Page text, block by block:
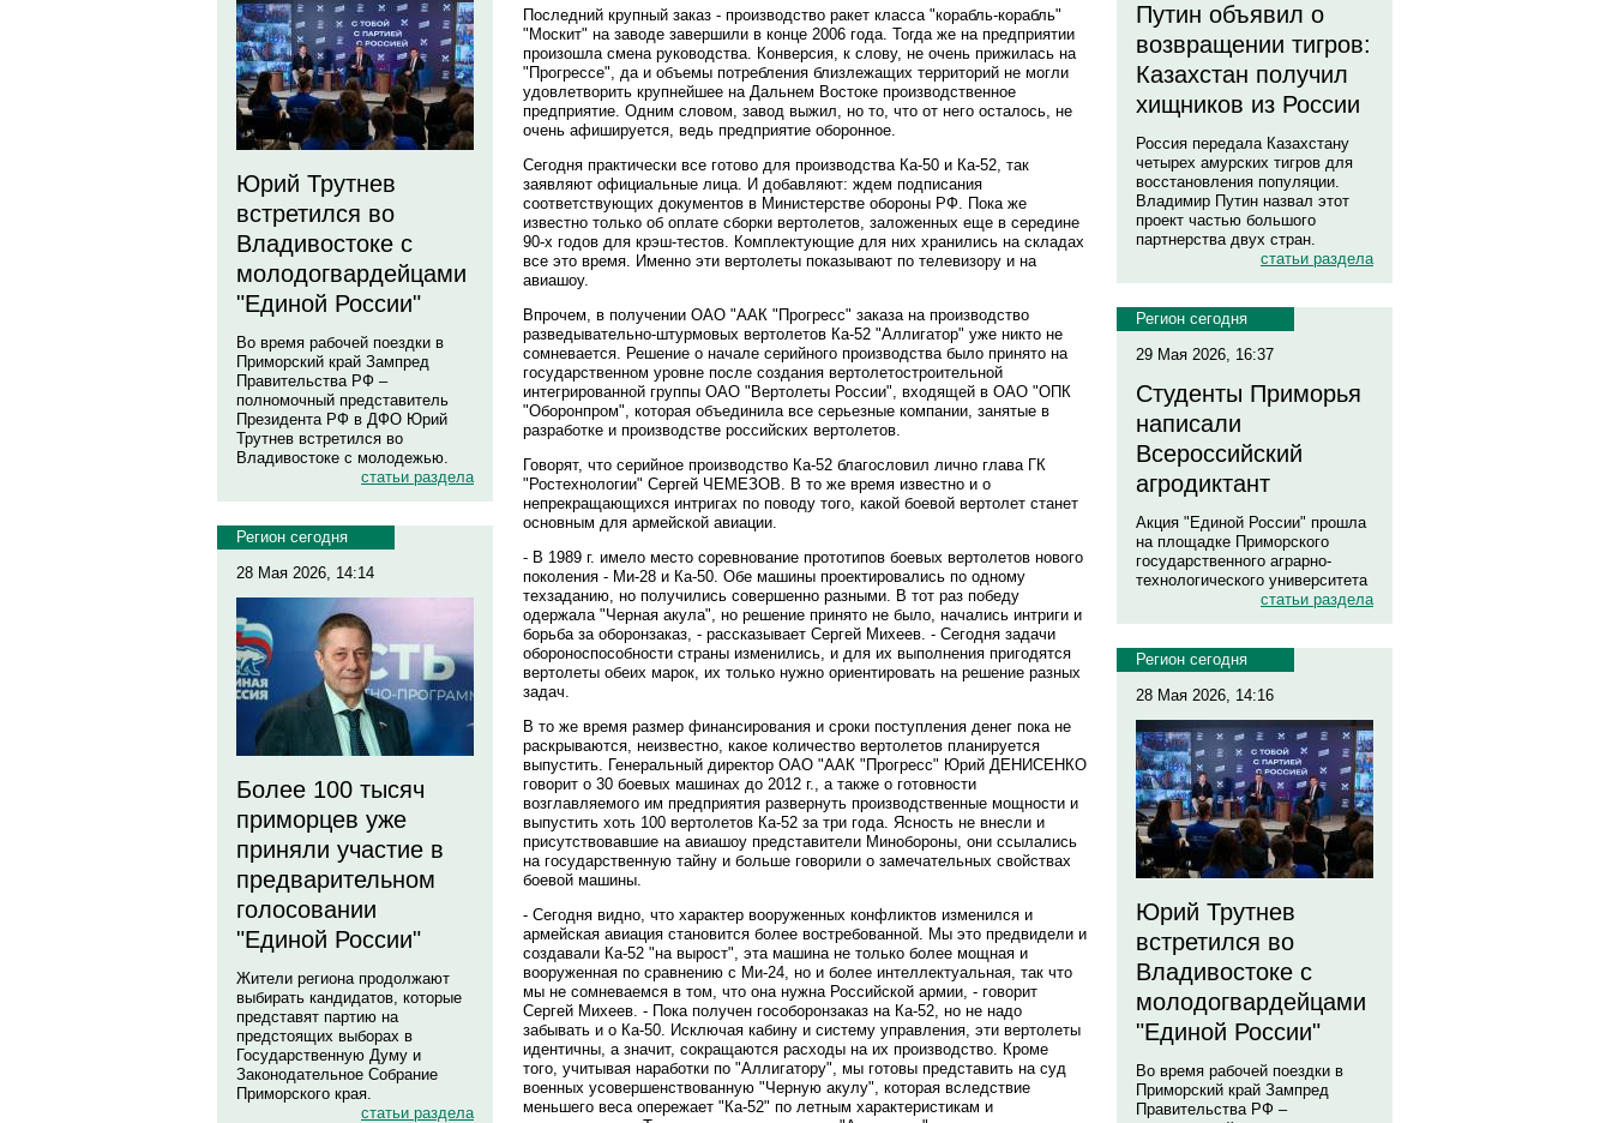
Юрий Трутнев
встретился во
Владивостоке с
молодогвардейцами
"Единой России"
Во время рабочей поездки в
Приморский край Зампред
Правительства РФ –
полномочный представитель
Президента РФ в ДФО Юрий
Трутнев встретился во
Владивостоке с молодежью.
статьи раздела
Регион сегодня
28 Мая 2026, 14:14
Более 100 тысяч
приморцев уже
приняли участие в
предварительном
голосовании
"Единой России"
Жители региона продолжают
выбирать кандидатов, которые
представят партию на
предстоящих выборах в
Государственную Думу и
Законодательное Собрание
Приморского края.
статьи раздела
Последний крупный заказ - производство ракет класса "корабль-корабль"
"Москит" на заводе завершили в конце 2006 года. Тогда же на предприятии
произошла смена руководства. Конверсия, к слову, не очень прижилась на
"Прогрессе", да и объемы потребления близлежащих территорий не могли
удовлетворить крупнейшее на Дальнем Востоке производственное
предприятие. Одним словом, завод выжил, но то, что от него осталось, не
очень афишируется, ведь предприятие оборонное.
Сегодня практически все готово для производства Ка-50 и Ка-52, так
заявляют официальные лица. И добавляют: ждем подписания
соответствующих документов в Министерстве обороны РФ. Пока же
известно только об оплате сборки вертолетов, заложенных еще в середине
90-х годов для крэш-тестов. Комплектующие для них хранились на складах
все это время. Именно эти вертолеты показывают по телевизору и на
авиашоу.
Впрочем, в получении ОАО "ААК "Прогресс" заказа на производство
разведывательно-штурмовых вертолетов Ка-52 "Аллигатор" уже никто не
сомневается. Решение о начале серийного производства было принято на
государственном уровне после создания вертолетостроительной
интегрированной группы ОАО "Вертолеты России", входящей в ОАО "ОПК
"Оборонпром", которая объединила все серьезные компании, занятые в
разработке и производстве российских вертолетов.
Говорят, что серийное производство Ка-52 благословил лично глава ГК
"Ростехнологии" Сергей ЧЕМЕЗОВ. В то же время известно и о
непрекращающихся интригах по поводу того, какой боевой вертолет станет
основным для армейской авиации.
- В 1989 г. имело место соревнование прототипов боевых вертолетов нового
поколения - Ми-28 и Ка-50. Обе машины проектировались по одному
техзаданию, но получились совершенно разными. В тот раз победу
одержала "Черная акула", но решение принято не было, начались интриги и
борьба за оборонзаказ, - рассказывает Сергей Михеев. - Сегодня задачи
обороноспособности страны изменились, и для их выполнения пригодятся
вертолеты обеих марок, их только нужно ориентировать на решение разных
задач.
В то же время размер финансирования и сроки поступления денег пока не
раскрываются, неизвестно, какое количество вертолетов планируется
выпустить. Генеральный директор ОАО "ААК "Прогресс" Юрий ДЕНИСЕНКО
говорит о 30 боевых машинах до 2012 г., а также о готовности
возглавляемого им предприятия развернуть производственные мощности и
выпустить хоть 100 вертолетов Ка-52 за три года. Ясность не внесли и
присутствовавшие на авиашоу представители Минобороны, они ссылались
на государственную тайну и больше говорили о замечательных свойствах
боевой машины.
- Сегодня видно, что характер вооруженных конфликтов изменился и
армейская авиация становится более востребованной. Мы это предвидели и
создавали Ка-52 "на вырост", эта машина не только более мощная и
вооруженная по сравнению с Ми-24, но и более интеллектуальная, так что
мы не сомневаемся в том, что она нужна Российской армии, - говорит
Сергей Михеев. - Пока получен гособоронзаказ на Ка-52, но не надо
забывать и о Ка-50. Исключая кабину и систему управления, эти вертолеты
идентичны, а значит, сокращаются расходы на их производство. Кроме
того, учитывая наработки по "Аллигатору", мы готовы представить на суд
военных усовершенствованную "Черную акулу", которая вследствие
меньшего веса опережает "Ка-52" по летным характеристикам и
Путин объявил о
возвращении тигров:
Казахстан получил
хищников из России
Россия передала Казахстану
четырех амурских тигров для
восстановления популяции.
Владимир Путин назвал этот
проект частью большого
партнерства двух стран.
статьи раздела
Регион сегодня
29 Мая 2026, 16:37
Студенты Приморья
написали
Всероссийский
агродиктант
Акция "Единой России" прошла
на площадке Приморского
государственного аграрно-
технологического университета
статьи раздела
Регион сегодня
28 Мая 2026, 14:16
Юрий Трутнев
встретился во
Владивостоке с
молодогвардейцами
"Единой России"
Во время рабочей поездки в
Приморский край Зампред
Правительства РФ –